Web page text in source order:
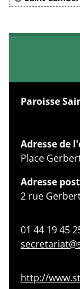
Paroisse
Adresse de
Place
Adresse
2 rue
01 44 19 45
http://